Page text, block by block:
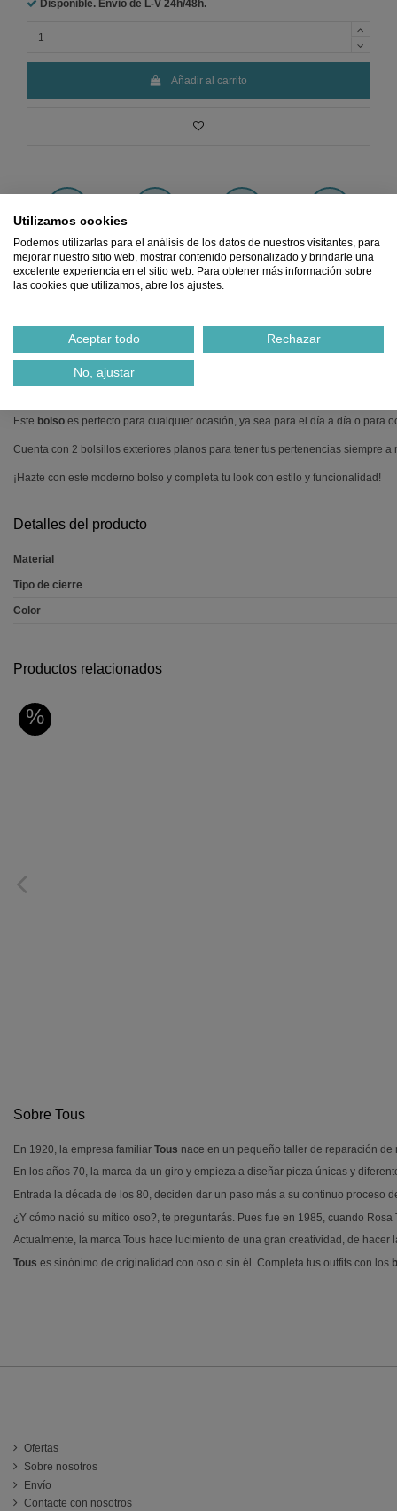
Disponible. Envio de L-V 24h/48h.
Añadir al carrito
PrecioMÍNIMO
Garantizado
Pago 100%
SEGURO
EnvioGRATIS
desde 45€
Devoluciones
GRATIS
Ref. 362164DN
Descripción
BOLSO DE MANO MEDIANO BANDOLERA CITY EMPIRE SOFT
Este bolso es perfecto para cualquier ocasión, ya sea para el día a día o para
Cuenta con 2 bolsillos exteriores planos para tener tus pertenencias siempre
¡Hazte con este moderno bolso y completa tu look con estilo y funcionalidad!
Detalles del producto
Material
Tipo de cierre
Color
Productos relacionados
%
Sobre Tous
En 1920, la empresa familiar Tous nace en un pequeño taller de reparación
En los años 70, la marca da un giro y empieza a diseñar pieza únicas y
Entrada la década de los 80, deciden dar un paso más a su continuo
¿Y cómo nació su mítico oso?, te preguntarás. Pues fue en 1985, cuando
Actualmente, la marca Tous hace lucimiento de una gran creatividad, de
Tous es sinónimo de originalidad con oso o sin él. Completa tus outfits con los
Ofertas
Sobre nosotros
Envío
Contacte con nosotros
Utilizamos cookies
Podemos utilizarlas para el análisis de los datos de nuestros visitantes, para
mejorar nuestro sitio web, mostrar contenido personalizado y brindarle una
excelente experiencia en el sitio web. Para obtener más información sobre
las cookies que utilizamos, abre los ajustes.
Aceptar todo Rechazar
No, ajustar